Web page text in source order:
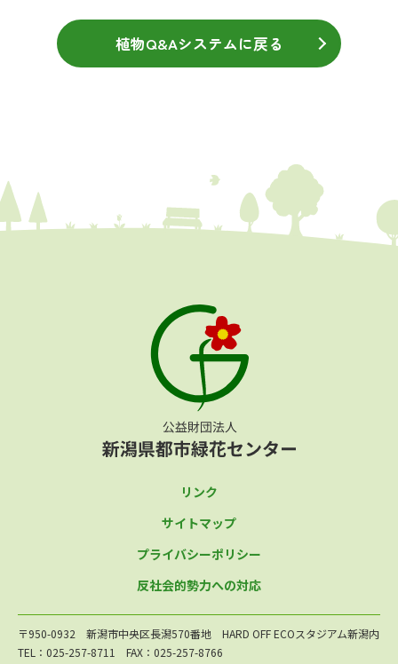
植物Q&Aシステムに戻る
リンク
サイトマップ
プライバシーポリシー
反社会的勢力への対応
〒950-0932 新潟市中央区長潟570番地 HARD OFF ECOスタジアム新潟内
TEL：025-257-8711 FAX：025-257-8766